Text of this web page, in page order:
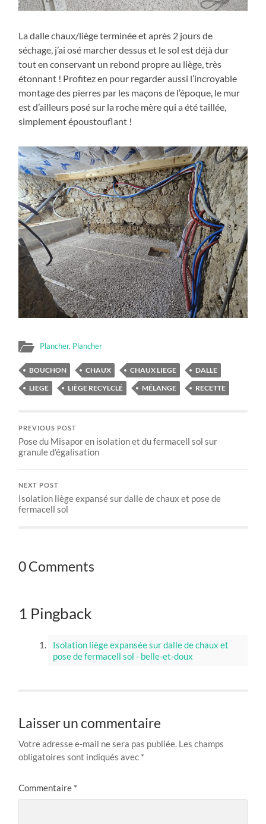
La dalle chaux/liège terminée et après 2 jours de
séchage, j’ai osé marcher dessus et le sol est déjà dur
tout en conservant un rebond propre au liège, très
étonnant ! Profitez en pour regarder aussi l’incroyable
montage des pierres par les maçons de l’époque, le mur
est d’ailleurs posé sur la roche mère qui a été taillée,
simplement époustouflant !
Plancher, Plancher
BOUCHON CHAUX CHAUX LIEGE
DALLE
LIEGE
LIÈGE RECYLCLÉ MÉLANGE RECETTE
PREVIOUS POST
Pose du Misapor en isolation et du fermacell sol sur
granule d’égalisation
NEXT POST
Isolation liège expansé sur dalle de chaux et pose de
fermacell sol
0 Comments
1 Pingback
Isolation liège expansée sur dalle de chaux et
pose de fermacell sol - belle-et-doux
Laisser un commentaire
Votre adresse e-mail ne sera pas publiée. Les champs
obligatoires sont indiqués avec *
Commentaire *